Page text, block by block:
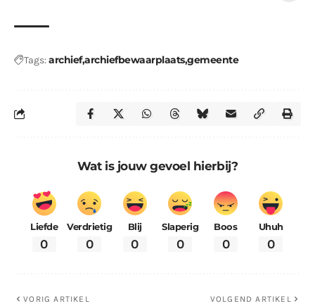
Tags:archiefarchiefbewaarplaatsgemeente
Wat is jouw gevoel hierbij?
Liefde
0
Verdrietig
0
Blij
0
Slaperig
0
Boos
0
Uhuh
0
VORIG ARTIKEL VOLGEND ARTIKEL